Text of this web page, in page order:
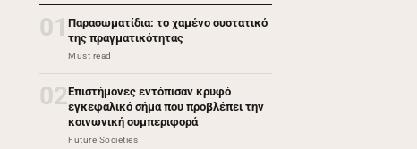
01 Παρασωματίδια: το χαμένο συστατικό
της πραγματικότητας
Must read
02Επιστήμονες εντόπισαν κρυφό
εγκεφαλικό σήμα που προβλέπει την
κοινωνική συμπεριφορά
Future Societies